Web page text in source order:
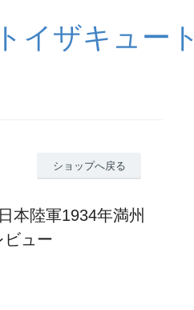
イザキュート
ショップへ戻る
本陸軍1934年満州
ビュー